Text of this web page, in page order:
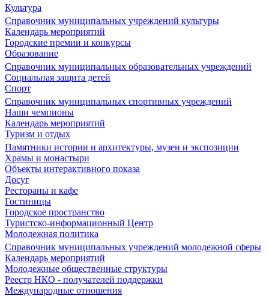
Культура
Справочник муниципальных учреждений культуры
Календарь мероприятий
Городские премии и конкурсы
Образование
Справочник муниципальных образовательных учреждений
Социальная защита детей
Спорт
Справочник муниципальных спортивных учреждений
Наши чемпионы
Календарь мероприятий
Туризм и отдых
Памятники истории и архитектуры, музеи и экспозиции
Храмы и монастыри
Объекты интерактивного показа
Досуг
Рестораны и кафе
Гостиницы
Городское пространство
Туристско-информационный Центр
Молодежная политика
Справочник муниципальных учреждений молодежной сферы
Календарь мероприятий
Молодежные общественные структуры
Реестр НКО - получателей поддержки
Международные отношения